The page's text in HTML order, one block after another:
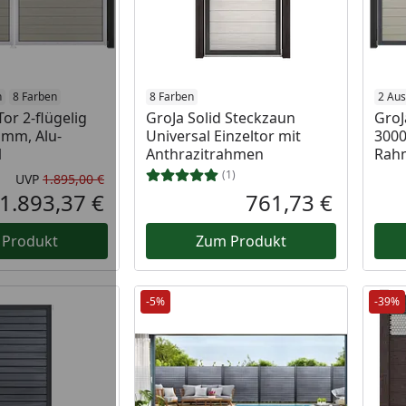
8 Farben
2-flügelig
Alu-
Ursprünglicher Preis
UVP 1.895,00 €
Aktueller Preis
1.893,37 €
8 Farben
GroJa Solid Steckzaun
Universal Einzeltor mit
Anthrazitrahmen
(1)
Aktueller
761,73 €
Zum Produkt
2
-5% -39%